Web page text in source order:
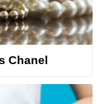
Chanel